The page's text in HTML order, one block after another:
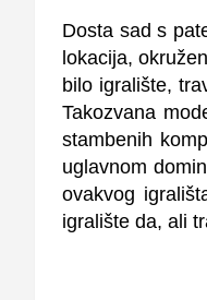
Dosta sad s
lokacija,
bilo igralište,
Takozvana
stambenih
uglavnom
ovakvog
igralište da, ali